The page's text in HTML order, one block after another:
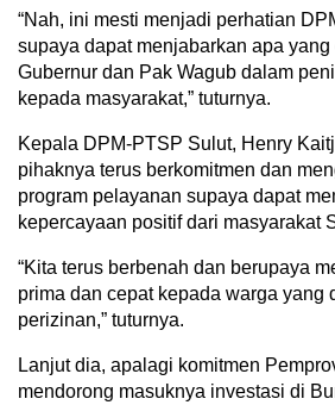
“Nah, ini mesti menjadi perhatian
supaya dapat menjabarkan apa
Gubernur dan Pak Wagub dalam
kepada masyarakat,” tuturnya.
Kepala DPM-PTSP Sulut, Henry
pihaknya terus berkomitmen dan
program pelayanan supaya dapat
kepercayaan positif dari masyarakat
“Kita terus berbenah dan berupaya
prima dan cepat kepada warga yang
perizinan,” tuturnya.
Lanjut dia, apalagi komitmen
mendorong masuknya investasi di